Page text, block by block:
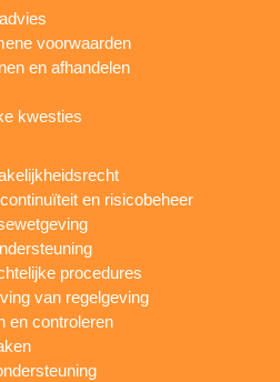
voorwaarden
en afhandelen
kwesties
en risicobeheer
procedures
van regelgeving
en controleren